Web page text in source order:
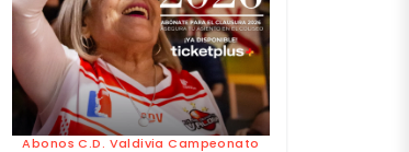
Abonos C.D. Valdivia Campeonato